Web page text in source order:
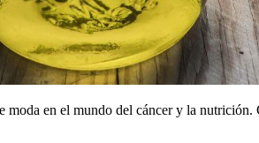
en el mundo del cáncer y la